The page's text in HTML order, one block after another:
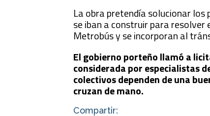
La obra pretendía solucionar los
se iban a construir para resolver
Metrobús y se incorporan al
El gobierno porteño llamó a
considerada por especialistas
colectivos dependen de una
cruzan de mano.
Compartir: